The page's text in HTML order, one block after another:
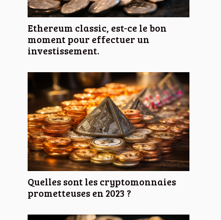
Ethereum classic, est-ce le bon
moment pour effectuer un
investissement.
Quelles sont les cryptomonnaies
prometteuses en 2023 ?